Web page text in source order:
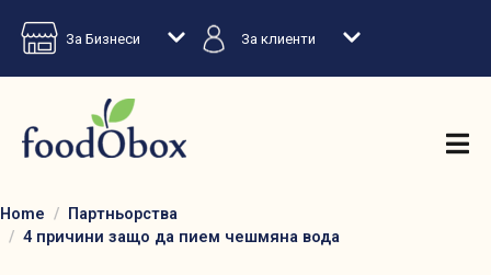
За Бизнеси За клиенти
Home
Партньорства
4 причини защо да пием чешмяна вода